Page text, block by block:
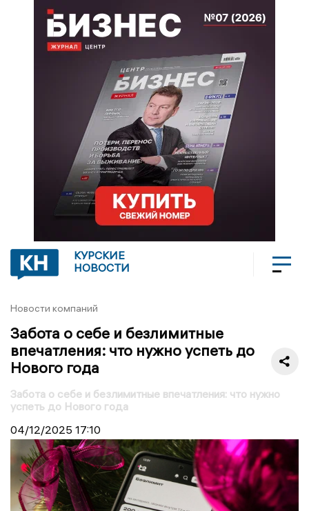
КУРСКИЕ
НОВОСТИ
Новости компаний
Забота о себе и безлимитные
впечатления: что нужно успеть до
Нового года
Забота о себе и безлимитные впечатления: что нужно
успеть до Нового года
04/12/2025 17:10